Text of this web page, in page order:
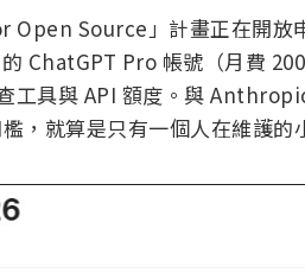
Open Source」計畫正在開放
ChatGPT Pro 帳號（月費
工具與 API 額度。與
，就算是只有一個人在維護的